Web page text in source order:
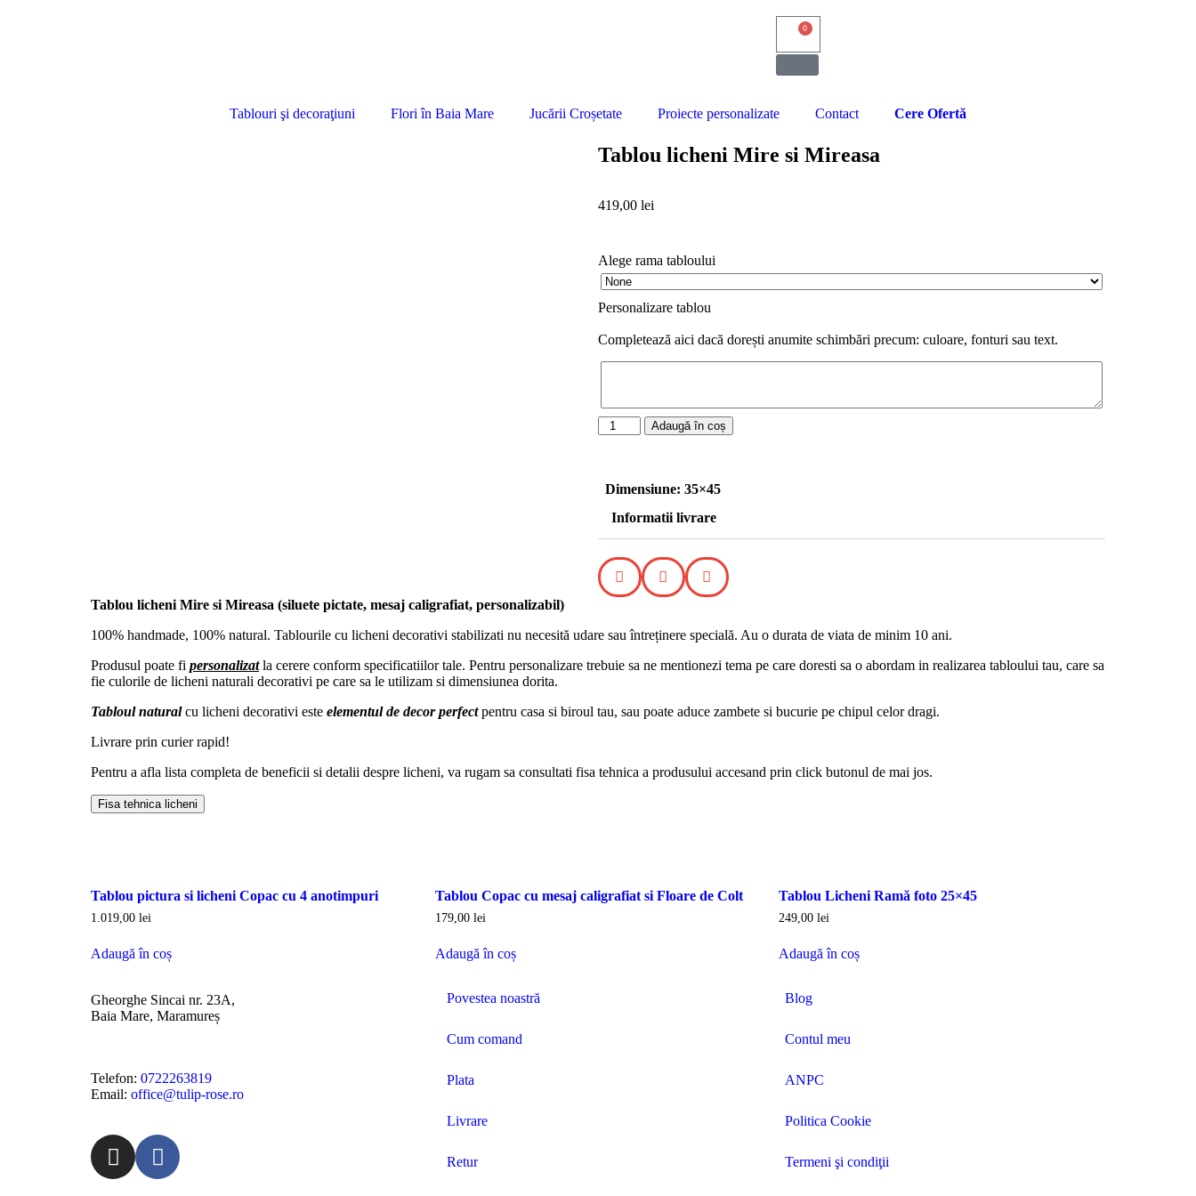
0
Tablouri şi decoraţiuni Flori în Baia Mare Jucării Croșetate Proiecte personalizate Contact Cere Ofertă
Tablou licheni Mire si Mireasa
419,00 lei
Alege rama tabloului
Personalizare tablou
Completează aici dacă dorești anumite schimbări precum: culoare, fonturi sau text.
Adaugă în coș
Dimensiune: 35×45
Informatii livrare
Tablou licheni Mire si Mireasa (siluete pictate, mesaj caligrafiat, personalizabil)
100% handmade, 100% natural. Tablourile cu licheni decorativi stabilizati nu necesită udare sau întreținere specială. Au o durata de viata de minim 10 ani.
Produsul poate fi personalizatla cerere conform specificatiilor tale. Pentru personalizare trebuie sa ne mentionezi tema pe care doresti sa o abordam in realizarea tabloului tau, care sa
fie culorile de licheni naturali decorativi pe care sa le utilizam si dimensiunea dorita.
Tabloul naturalcu licheni decorativi este elementul de decor perfectpentru casa si biroul tau, sau poate aduce zambete si bucurie pe chipul celor dragi.
Livrare prin curier rapid!
Pentru a afla lista completa de beneficii si detalii despre licheni, va rugam sa consultati fisa tehnica a produsului accesand prin click butonul de mai jos.
Fisa tehnica licheni
Tablou pictura si licheni Copac cu 4 anotimpuri
1.019,00 lei
Adaugă în coș
Tablou Copac cu mesaj caligrafiat si Floare de Colt
179,00 lei
Adaugă în coș
Tablou Licheni Ramă foto 25×45
249,00lei
Adaugă în coș
Gheorghe Sincai nr. 23A,
Baia Mare, Maramureș
Telefon: 0722263819
Email: office@tulip-rose.ro
Povestea noastră
Cum comand
Plata
Livrare
Retur
Blog
Contul meu
ANPC
Politica Cookie
Termeni şi condiţii